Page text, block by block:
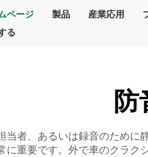
ページ 製品 産業応用
る
当者、あるいは録音のため
に重要です。外で車のクラク